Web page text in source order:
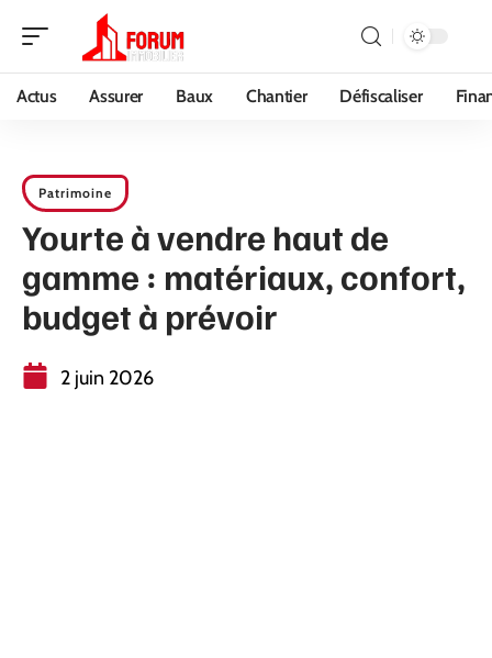
Actus Assurer Baux Chantier Défiscaliser
Patrimoine
Yourte à vendre haut de
gamme : matériaux, confort,
budget à prévoir
2 juin 2026